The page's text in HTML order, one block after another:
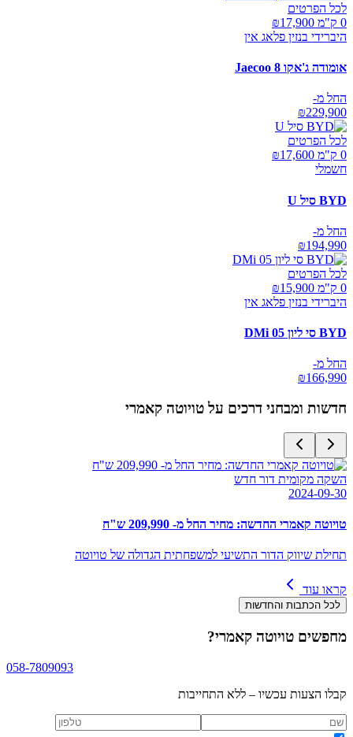
לכל הפרטים
0 ק"מ ₪
17,900
היברידי בנזין פלאג אין
אומודה ג'אקו Jaecoo 8
החל מ-
₪229,900
לכל הפרטים
0 ק"מ ₪
17,600
חשמלי
BYD סיל U
החל מ-
₪194,990
לכל הפרטים
0 ק"מ ₪
15,900
היברידי בנזין פלאג אין
BYD סי ליון 05 DMi
החל מ-
₪166,990
חדשות ומבחני דרכים על טויוטה קאמרי
השקה מקומית דור חדש
2024-09-30
טויוטה קאמרי החדשה: מחיר החל מ- 209,990 ש"ח
תחילת שיווק הדור התשיעי למשפחתית הגדולה של טויוטה
קראו עוד
לכל הכתבות והחדשות
מחפשים טויוטה קאמרי?
058-7809093
קבלו הצעות עכשיו – ללא התחייבות